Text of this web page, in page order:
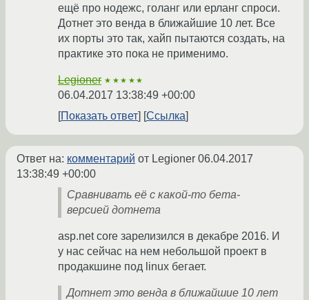
ещё про нодежс, голанг или ерланг спроси.
Дотнет это венда в ближайшие 10 лет. Все
их порты это так, хайп пытаются создать, на
практике это пока не применимо.
Legioner ★★★★★
06.04.2017 13:38:49 +00:00
Показать ответ
Ссылка
Ответ на: комментарий от Legioner 06.04.2017
13:38:49 +00:00
Сравнивать её с какой-то бета-
версией дотнета
asp.net core зарелизился в декабре 2016. И
у нас сейчас на нем небольшой проект в
продакшине под linux бегает.
Дотнет это венда в ближайшие 10 лет